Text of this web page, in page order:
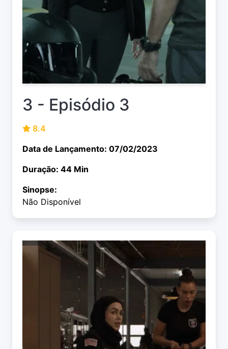
3 - Episódio 3
8.4
Data de Lançamento: 07/02/2023
Duração: 44 Min
Sinopse:
Não Disponível